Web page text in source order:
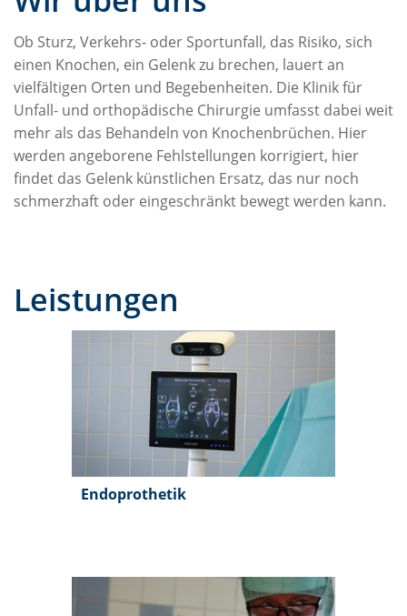
Ob Sturz, Verkehrs- oder Sportunfall, das Risiko, sich
einen Knochen, ein Gelenk zu brechen, lauert an
vielfältigen Orten und Begebenheiten. Die Klinik für
Unfall- und orthopädische Chirurgie umfasst dabei weit
mehr als das Behandeln von Knochenbrüchen. Hier
werden angeborene Fehlstellungen korrigiert, hier
findet das Gelenk künstlichen Ersatz, das nur noch
schmerzhaft oder eingeschränkt bewegt werden kann.
Leistungen
Endoprothetik